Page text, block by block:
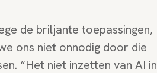
de briljante toepassingen,
ons niet onnodig door die
“Het niet inzetten van AI in